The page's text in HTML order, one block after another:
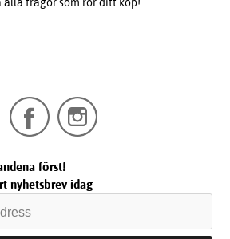
först!
nyhetsbrev idag